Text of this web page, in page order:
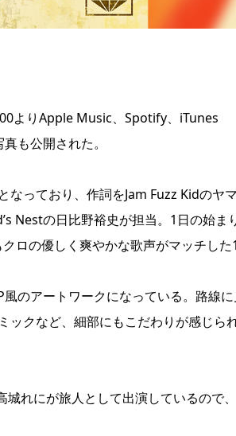
よりApple Music、Spotify、iTunes
も公開された。
っており、作詞をJam Fuzz Kidのヤ
Nestの日比野裕史が担当。1日の始ま
ロの優しく爽やかな歌声がマッチした
のアートワークになっている。路線
ックなど、細部にもこだわりが感じら
れにが旅人として出演しているので